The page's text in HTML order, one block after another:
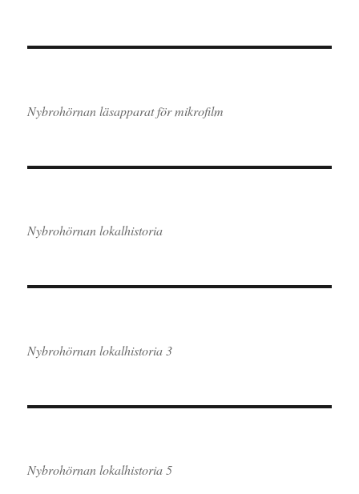
Nybrohörnan läsapparat för mikrofilm
Nybrohörnan lokalhistoria
Nybrohörnan lokalhistoria 3
Nybrohörnan lokalhistoria 5